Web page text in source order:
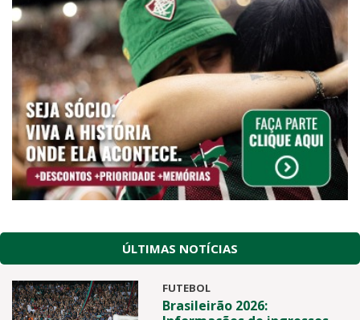
ÚLTIMAS NOTÍCIAS
FUTEBOL
Brasileirão 2026: